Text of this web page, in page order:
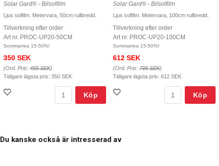
Solar Gard® - Bilsolfilm
Ljus solfilm. Metervara, 50cm rullbredd.
Tillverkning efter order
Art nr. PROC-UP20-50CM
Sommarrea 15-50%!
350 SEK
(Ord. Pris: 455 SEK)
Tidigare lägsta pris: 350 SEK
Köp
Solar Gard® - Bilsolfilm
Ljus solfilm. Metervara, 100cm rullbredd.
Tillverkning efter order
Art nr. PROC-UP20-100CM
Sommarrea 15-50%!
612 SEK
(Ord. Pris: 795 SEK)
Tidigare lägsta pris: 612 SEK
Köp
Du kanske också är intresserad av